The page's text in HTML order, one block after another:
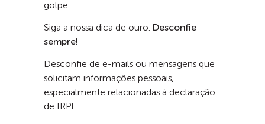
golpe.
Siga a nossa dica de ouro: Desconfie
sempre!
Desconfie de e-mails ou mensagens que
solicitam informações pessoais,
especialmente relacionadas à declaração
de IRPF.